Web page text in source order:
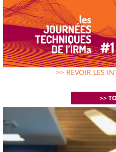
>> REVOIR LES
>>